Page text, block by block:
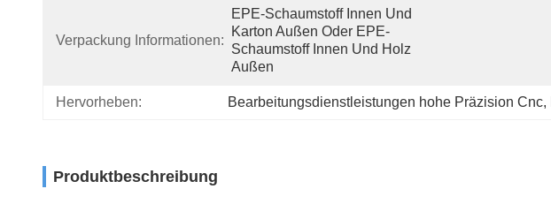
Verpackung Informationen:
EPE-Schaumstoff Innen Und
Karton Außen Oder EPE-
Schaumstoff Innen Und Holz
Außen
Hervorheben: Bearbeitungsdienstleistungen hohe Präzision Cnc,
Produktbeschreibung